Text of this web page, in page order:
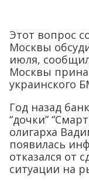
Этот вопрос
Москвы
июля,
Москвы
украинского
Год назад
“дочки”
олигарха
появилась
отказался от
ситуации на